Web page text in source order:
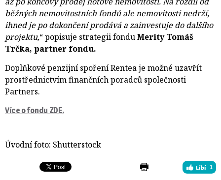
běžných nemovitostních fondů ale nemovitosti nedrží,
ihned je po dokončení prodává a zainvestuje do dalšího
projektu,“ popisuje strategii fonduMerity Tomáš
Trčka, partner fondu.
Doplňkové penzijní spoření Rentea je možné uzavřít
prostřednictvím finančních poradců společnosti
Partners.
Více o fondu ZDE.
Úvodní foto: Shutterstock
1